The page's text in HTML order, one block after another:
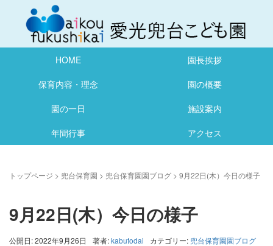
HOME
園長挨拶
保育内容・理念
園の概要
園の一日
施設案内
年間行事
アクセス
トップページ > 兜台保育園 > 兜台保育園園ブログ > 9月22日(木）今日の様子
9月22日(木）今日の様子
公開日: 2022年9月26日 著者:kabutodai カテゴリー: 兜台保育園園ブログ